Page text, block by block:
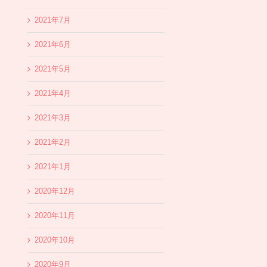
2021年7月
2021年6月
2021年5月
2021年4月
2021年3月
2021年2月
2021年1月
2020年12月
2020年11月
2020年10月
2020年9月